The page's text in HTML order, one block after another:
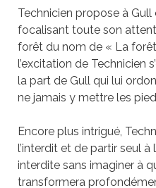
Technicien propose à Gull
focalisant toute son
forêt du nom de « La
l’excitation de Technicien
la part de Gull qui lui
ne jamais y mettre les
Encore plus intrigué,
l’interdit et de partir seul à
interdite sans imaginer à
transformera